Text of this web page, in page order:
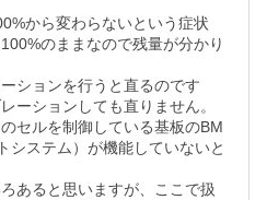
から変わらないという症状
のままなので残量が分かり
ションを行うと直るのです
ーションしても直りません。
セルを制御している基板のBM
システム）が機能していないと
あると思いますが、ここで扱